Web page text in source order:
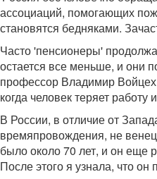
ассоциаций, помогающих
становятся бедняками.
Часто 'пенсионеры'
остается все меньше, и они
профессор Владимир
когда человек теряет
В России, в отличие от
времяпровождения, не
было около 70 лет, и он еще
После этого я узнала, что